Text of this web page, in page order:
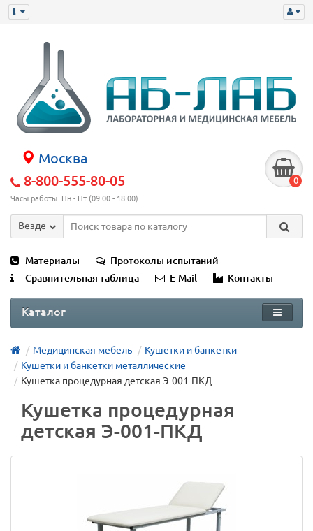
Москва
8-800-555-80-05
Часы работы: Пн - Пт (09:00 - 18:00)
0
Везде
Материалы
Протоколы испытаний
Сравнительная таблица
E-Mail Контакты
Каталог
Медицинская мебель
Кушетки и банкетки
Кушетки и банкетки металлические
Кушетка процедурная детская Э-001-ПКД
Кушетка процедурная
детская Э-001-ПКД